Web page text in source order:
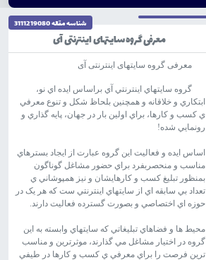
شناسه مقاله 3111219080
معرفی گروه سایتهای اینترنتی آی
معرفی گروه سایتهای اینترنتی آی
گروه سايتهاي اينترنتي آي براساس ايده اي نو،
ابتکاري و خلاقانه و همچنين بلحاظ شکل و تنوع معرفي
ي کسب و کارها، براي اولين بار در جهان، پايه گذاري و
رونمايي شده!
اساس ايده و فعاليت اين گروه عبارت از ايجاد بسترهاي
مناسب و منحصربفرد براي حضور مشاغل گوناگون
بمنظور تبليغ کسب و کارهايشان و نيز همپوشاني ي
تعداد بي سابقه اي از سايتهاي اينترنتي ست که هر يک در
حوزه اي اختصاصي و بصورت گسترده فعاليت دارند.
محيط ها و فضاهاي تبليغاتي که سايتهاي وابسته به اين
گروه در اختيار مشاغل مي گذارند، موثرترين و مناسب
ترين فرصت را براي معرفي ي کسب و کارها در طيفي